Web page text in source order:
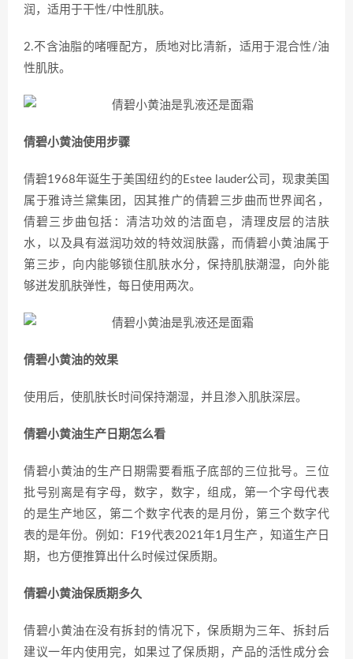
润，适用于干性/中性肌肤。
2.不含油脂的啫喱配方，质地对比清新，适用于混合性/油
性肌肤。
倩碧小黄油使用步骤
倩碧1968年诞生于美国纽约的Estee lauder公司，现隶美国
属于雅诗兰黛集团，因其推广的倩碧三步曲而世界闻名，
倩碧三步曲包括：清洁功效的洁面皂，清理皮层的洁肤
水，以及具有滋润功效的特效润肤露，而倩碧小黄油属于
第三步，向内能够锁住肌肤水分，保持肌肤潮湿，向外能
够迸发肌肤弹性，每日使用两次。
倩碧小黄油的效果
使用后，使肌肤长时间保持潮湿，并且渗入肌肤深层。
倩碧小黄油生产日期怎么看
倩碧小黄油的生产日期需要看瓶子底部的三位批号。三位
批号别离是有字母，数字，数字，组成，第一个字母代表
的是生产地区，第二个数字代表的是月份，第三个数字代
表的是年份。例如：F19代表2021年1月生产，知道生产日
期，也方便推算出什么时候过保质期。
倩碧小黄油保质期多久
倩碧小黄油在没有拆封的情况下，保质期为三年、拆封后
建议一年内使用完，如果过了保质期，产品的活性成分会